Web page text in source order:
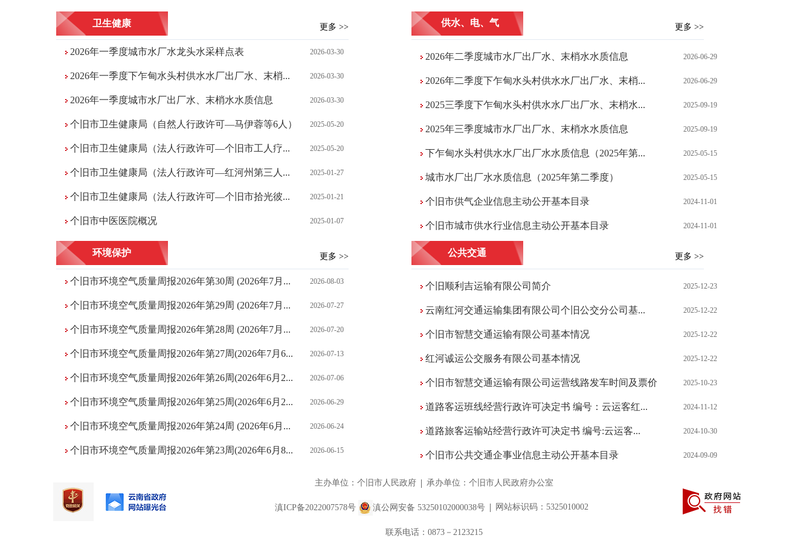
卫生健康 更多 >>
2026年一季度城市水厂水龙头水采样点表 2026-03-30
2026年一季度下乍甸水头村供水水厂出厂水、末梢... 2026-03-30
2026年一季度城市水厂出厂水、末梢水水质信息 2026-03-30
个旧市卫生健康局（自然人行政许可—马伊蓉等6人） 2025-05-20
个旧市卫生健康局（法人行政许可—个旧市工人疗... 2025-05-20
个旧市卫生健康局（法人行政许可—红河州第三人... 2025-01-27
个旧市卫生健康局（法人行政许可—个旧市拾光彼... 2025-01-21
个旧市中医医院概况 2025-01-07
供水、电、气 更多 >>
2026年二季度城市水厂出厂水、末梢水水质信息 2026-06-29
2026年二季度下乍甸水头村供水水厂出厂水、末梢... 2026-06-29
2025三季度下乍甸水头村供水水厂出厂水、末梢水... 2025-09-19
2025年三季度城市水厂出厂水、末梢水水质信息 2025-09-19
下乍甸水头村供水水厂出厂水水质信息（2025年第... 2025-05-15
城市水厂出厂水水质信息（2025年第二季度） 2025-05-15
个旧市供气企业信息主动公开基本目录 2024-11-01
个旧市城市供水行业信息主动公开基本目录 2024-11-01
环境保护 更多 >>
个旧市环境空气质量周报2026年第30周 (2026年7月... 2026-08-03
个旧市环境空气质量周报2026年第29周 (2026年7月... 2026-07-27
个旧市环境空气质量周报2026年第28周 (2026年7月... 2026-07-20
个旧市环境空气质量周报2026年第27周(2026年7月6... 2026-07-13
个旧市环境空气质量周报2026年第26周(2026年6月2... 2026-07-06
个旧市环境空气质量周报2026年第25周(2026年6月2... 2026-06-29
个旧市环境空气质量周报2026年第24周 (2026年6月... 2026-06-24
个旧市环境空气质量周报2026年第23周(2026年6月8... 2026-06-15
公共交通 更多 >>
个旧顺利吉运输有限公司简介 2025-12-23
云南红河交通运输集团有限公司个旧公交分公司基... 2025-12-22
个旧市智慧交通运输有限公司基本情况 2025-12-22
红河诚运公交服务有限公司基本情况 2025-12-22
个旧市智慧交通运输有限公司运营线路发车时间及票价 2025-10-23
道路客运班线经营行政许可决定书 编号：云运客红... 2024-11-12
道路旅客运输站经营行政许可决定书 编号:云运客... 2024-10-30
个旧市公共交通企事业信息主动公开基本目录 2024-09-09
主办单位：个旧市人民政府 承办单位：个旧市人民政府办公室
滇ICP备2022007578号 滇公网安备 53250102000038号 网站标识码：5325010002
联系电话：0873－2123215